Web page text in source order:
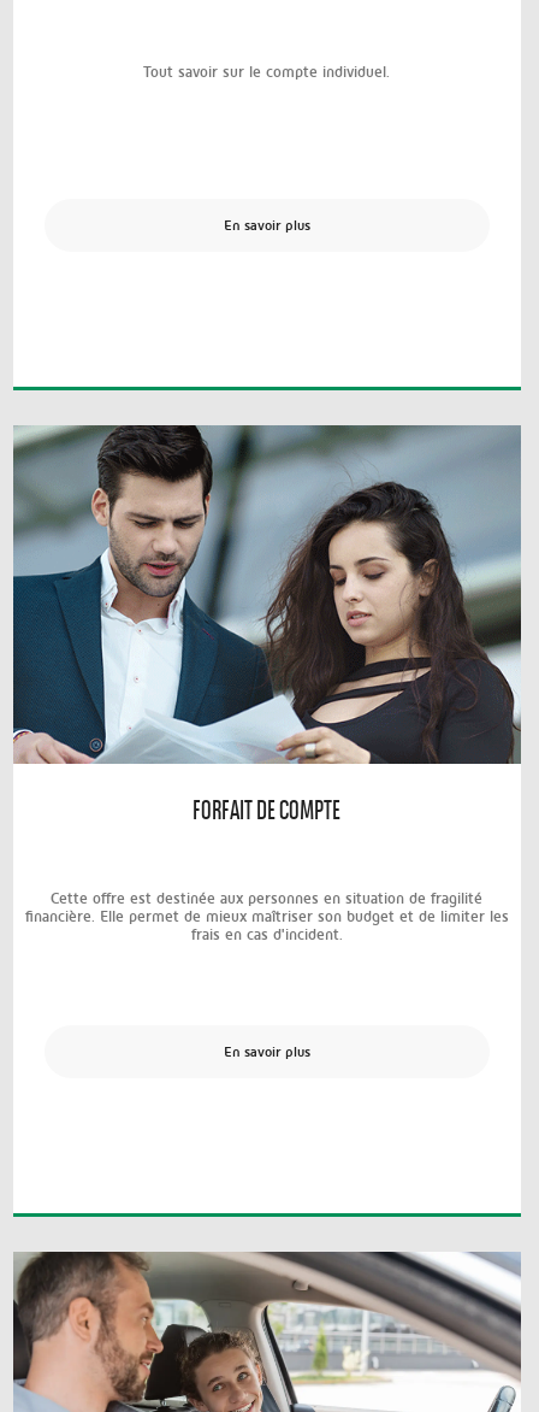
Tout savoir sur le compte individuel.
En savoir plus
FORFAIT DE COMPTE
Cette offre est destinée aux personnes en situation de fragilité
financière. Elle permet de mieux maîtriser son budget et de limiter les
frais en cas d'incident.
En savoir plus